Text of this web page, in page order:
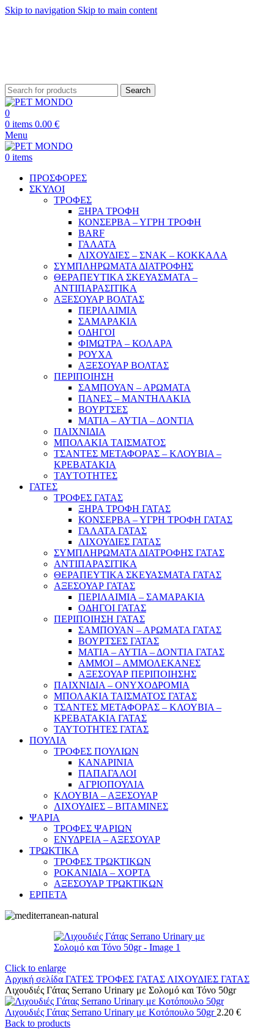
Skip to navigation Skip to main content
Search
0
0 items 0.00 €
Menu
0 items
ΠΡΟΣΦΟΡΕΣ
ΣΚΥΛΟΙ
ΤΡΟΦΕΣ
ΞΗΡΑ ΤΡΟΦΗ
ΚΟΝΣΕΡΒΑ – ΥΓΡΗ ΤΡΟΦΗ
BARF
ΓΑΛΑΤΑ
ΛΙΧΟΥΔΙΕΣ – ΣΝΑΚ – ΚΟΚΚΑΛΑ
ΣΥΜΠΛΗΡΩΜΑΤΑ ΔΙΑΤΡΟΦΗΣ
ΘΕΡΑΠΕΥΤΙΚΑ ΣΚΕΥΑΣΜΑΤΑ –
ΑΝΤΙΠΑΡΑΣΙΤΙΚΑ
ΑΞΕΣΟΥΑΡ ΒΟΛΤΑΣ
ΠΕΡΙΛΑΙΜΙΑ
ΣΑΜΑΡΑΚΙΑ
ΟΔΗΓΟΙ
ΦΙΜΩΤΡΑ – ΚΟΛΑΡΑ
ΡΟΥΧΑ
ΑΞΕΣΟΥΑΡ ΒΟΛΤΑΣ
ΠΕΡΙΠΟΙΗΣΗ
ΣΑΜΠΟΥΑΝ – ΑΡΩΜΑΤΑ
ΠΑΝΕΣ – ΜΑΝΤΗΛΑΚΙΑ
ΒΟΥΡΤΣΕΣ
ΜΑΤΙΑ – ΑΥΤΙΑ – ΔΟΝΤΙΑ
ΠΑΙΧΝΙΔΙΑ
ΜΠΟΛΑΚΙΑ ΤΑΙΣΜΑΤΟΣ
ΤΣΑΝΤΕΣ ΜΕΤΑΦΟΡΑΣ – ΚΛΟΥΒΙΑ –
ΚΡΕΒΑΤΑΚΙΑ
ΤΑΥΤΟΤΗΤΕΣ
ΓΑΤΕΣ
ΤΡΟΦΕΣ ΓΑΤΑΣ
ΞΗΡΑ ΤΡΟΦΗ ΓΑΤΑΣ
ΚΟΝΣΕΡΒΑ – ΥΓΡΗ ΤΡΟΦΗ ΓΑΤΑΣ
ΓΑΛΑΤΑ ΓΑΤΑΣ
ΛΙΧΟΥΔΙΕΣ ΓΑΤΑΣ
ΣΥΜΠΛΗΡΩΜΑΤΑ ΔΙΑΤΡΟΦΗΣ ΓΑΤΑΣ
ΑΝΤΙΠΑΡΑΣΙΤΙΚΑ
ΘΕΡΑΠΕΥΤΙΚΑ ΣΚΕΥΑΣΜΑΤΑ ΓΑΤΑΣ
ΑΞΕΣΟΥΑΡ ΓΑΤΑΣ
ΠΕΡΙΛΑΙΜΙΑ – ΣΑΜΑΡΑΚΙΑ
ΟΔΗΓΟΙ ΓΑΤΑΣ
ΠΕΡΙΠΟΙΗΣΗ ΓΑΤΑΣ
ΣΑΜΠΟΥΑΝ – ΑΡΩΜΑΤΑ ΓΑΤΑΣ
ΒΟΥΡΤΣΕΣ ΓΑΤΑΣ
ΜΑΤΙΑ – ΑΥΤΙΑ – ΔΟΝΤΙΑ ΓΑΤΑΣ
ΑΜΜΟΙ – ΑΜΜΟΛΕΚΑΝΕΣ
ΑΞΕΣΟΥΑΡ ΠΕΡΙΠΟΙΗΣΗΣ
ΠΑΙΧΝΙΔΙΑ – ΟΝΥΧΟΔΡΟΜΙΑ
ΜΠΟΛΑΚΙΑ ΤΑΙΣΜΑΤΟΣ ΓΑΤΑΣ
ΤΣΑΝΤΕΣ ΜΕΤΑΦΟΡΑΣ – ΚΛΟΥΒΙΑ –
ΚΡΕΒΑΤΑΚΙΑ ΓΑΤΑΣ
ΤΑΥΤΟΤΗΤΕΣ ΓΑΤΑΣ
ΠΟΥΛΙΑ
ΤΡΟΦΕΣ ΠΟΥΛΙΩΝ
ΚΑΝΑΡΙΝΙΑ
ΠΑΠΑΓΑΛΟΙ
ΑΓΡΙΟΠΟΥΛΙΑ
ΚΛΟΥΒΙΑ – ΑΞΕΣΟΥΑΡ
ΛΙΧΟΥΔΙΕΣ – ΒΙΤΑΜΙΝΕΣ
ΨΑΡΙΑ
ΤΡΟΦΕΣ ΨΑΡΙΩΝ
ΕΝΥΔΡΕΙΑ – ΑΞΕΣΟΥΑΡ
ΤΡΩΚΤΙΚΑ
ΤΡΟΦΕΣ ΤΡΩΚΤΙΚΩΝ
ΡΟΚΑΝΙΔΙΑ – ΧΟΡΤΑ
ΑΞΕΣΟΥΑΡ ΤΡΩΚΤΙΚΩΝ
ΕΡΠΕΤΑ
Click to enlarge
Αρχική σελίδα ΓΑΤΕΣ ΤΡΟΦΕΣ ΓΑΤΑΣ ΛΙΧΟΥΔΙΕΣ ΓΑΤΑΣ
Λιχουδιές Γάτας Serrano Urinary με Σολομό και Τόνο 50gr
Λιχουδιές Γάτας Serrano Urinary με Κοτόπουλο 50gr 2.20 €
Back to products